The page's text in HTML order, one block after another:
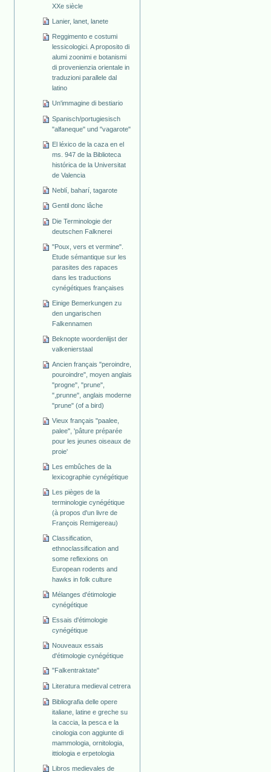
XXe siècle
Lanier, lanet, lanete
Reggimento e costumi
lessicologici. A proposito di
alumi zoonimi e botanismi
di provenienzia orientale in
traduzioni parallele dal
latino
Un'immagine di bestiario
Spanisch/portugiesisch
"alfaneque" und "vagarote"
El léxico de la caza en el
ms. 947 de la Biblioteca
histórica de la Universitat
de Valencia
Neblí, baharí, tagarote
Gentil donc lâche
Die Terminologie der
deutschen Falknerei
"Poux, vers et vermine".
Etude sémantique sur les
parasites des rapaces
dans les traductions
cynégétiques françaises
Einige Bemerkungen zu
den ungarischen
Falkennamen
Beknopte woordenlijst der
valkenierstaal
Ancien français "peroindre,
pouroindre", moyen anglais
"progne", "prune",
",prunne", anglais moderne
"prune" (of a bird)
Vieux français "paalee,
palee", 'pâture préparée
pour les jeunes oiseaux de
proie'
Les embûches de la
lexicographie cynégétique
Les pièges de la
terminologie cynégétique
(à propos d'un livre de
François Remigereau)
Classification,
ethnoclassification and
some reflexions on
European rodents and
hawks in folk culture
Mélanges d'étimologie
cynégétique
Essais d'étimologie
cynégétique
Nouveaux essais
d'étimologie cynégétique
"Falkentraktate"
Literatura medieval cetrera
Bibliografia delle opere
italiane, latine e greche su
la caccia, la pesca e la
cinologia con aggiunte di
mammologia, ornitologia,
ittiologia e erpetologia
Libros medievales de